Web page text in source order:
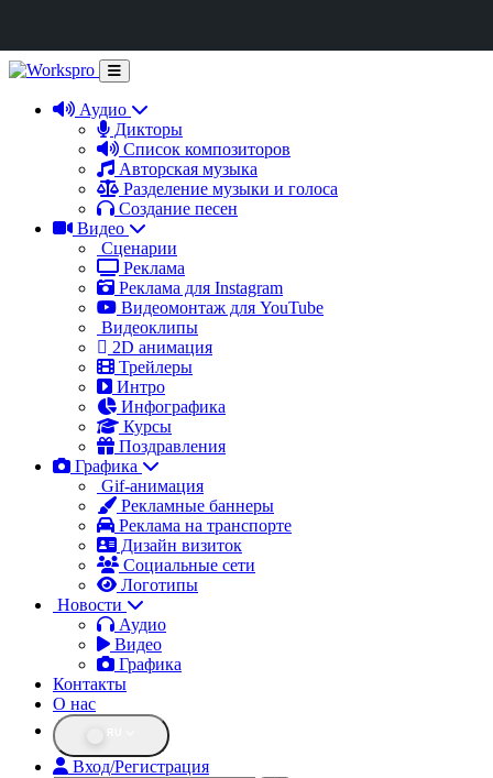
Аудио
Дикторы
Список композиторов
Авторская музыка
Разделение музыки и голоса
Создание песен
Видео
Сценарии
Реклама
Реклама для Instagram
Видеомонтаж для YouTube
Видеоклипы
2D анимация
Трейлеры
Интро
Инфографика
Курсы
Поздравления
Графика
Gif-анимация
Рекламные баннеры
Реклама на транспорте
Дизайн визиток
Социальные сети
Логотипы
Новости
Аудио
Видео
Графика
Контакты
О нас
Вход/Регистрация